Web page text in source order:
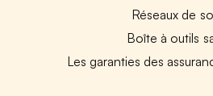
Réseaux de
Boîte à outils
Les garanties des